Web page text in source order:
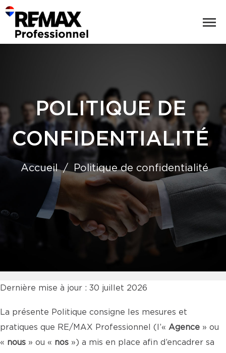
POLITIQUE DE
CONFIDENTIALITÉ
Accueil Politique de confidentialité
Dernière mise à jour : 30 juillet 2026
La présente Politique consigne les mesures et
pratiques que RE/MAX Professionnel (l’« Agence » ou
« nous » ou « nos ») a mis en place afin d’encadrer sa